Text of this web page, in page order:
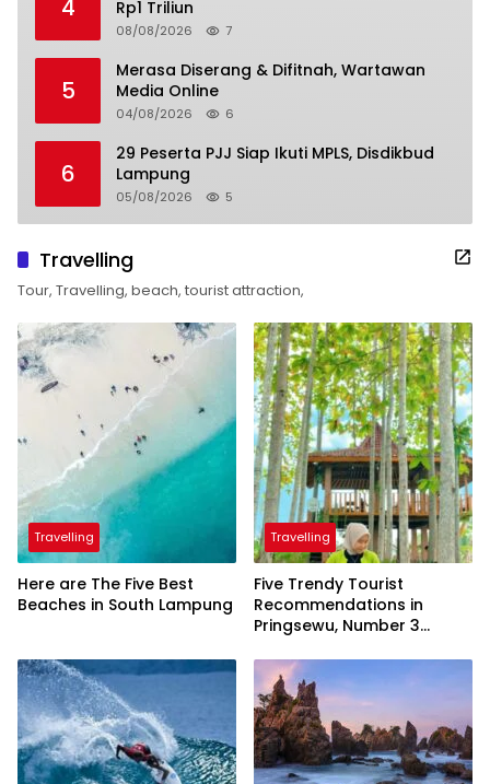
4
Rp1 Triliun
08/08/2026 7
5
Merasa Diserang & Difitnah, Wartawan
Media Online
04/08/2026 6
6
29 Peserta PJJ Siap Ikuti MPLS, Disdikbud
Lampung
05/08/2026 5
Travelling
Tour, Travelling, beach, tourist attraction,
Travelling
Here are The Five Best
Beaches in South Lampung
Travelling
Five Trendy Tourist
Recommendations in
Pringsewu, Number 3
President